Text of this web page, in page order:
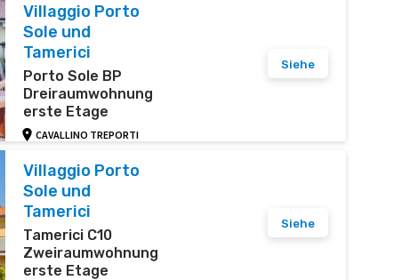
Villaggio Porto
Sole und
Tamerici
Porto Sole BP
Dreiraumwohnung
erste Etage
CAVALLINO TREPORTI
Siehe
Villaggio Porto
Sole und
Tamerici
Tamerici C10
Zweiraumwohnung
erste Etage
Siehe